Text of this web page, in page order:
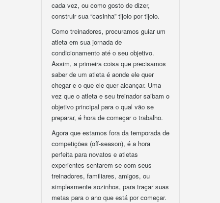
cada vez, ou como gosto de dizer,
construir sua “casinha” tijolo por tijolo.
Como treinadores, procuramos guiar um
atleta em sua jornada de
condicionamento até o seu objetivo.
Assim, a primeira coisa que precisamos
saber de um atleta é aonde ele quer
chegar e o que ele quer alcançar. Uma
vez que o atleta e seu treinador saibam o
objetivo principal para o qual vão se
preparar, é hora de começar o trabalho.
Agora que estamos fora da temporada de
competições (off-season), é a hora
perfeita para novatos e atletas
experientes sentarem-se com seus
treinadores, familiares, amigos, ou
simplesmente sozinhos, para traçar suas
metas para o ano que está por começar.